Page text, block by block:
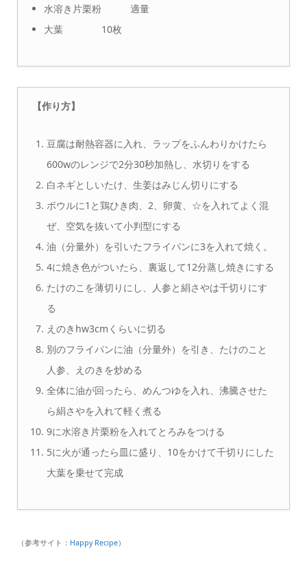
水溶き片栗粉 適量
大葉 10枚
【作り方】
豆腐は耐熱容器に入れ、ラップをふんわりかけたら
600wのレンジで2分30秒加熱し、水切りをする
白ネギとしいたけ、生姜はみじん切りにする
ボウルに1と鶏ひき肉、2、卵黄、☆を入れてよく混
ぜ、空気を抜いて小判型にする
油（分量外）を引いたフライパンに3を入れて焼く。
4に焼き色がついたら、裏返して12分蒸し焼きにする
たけのこを薄切りにし、人参と絹さやは千切りにす
る
えのきhw3cmくらいに切る
別のフライパンに油（分量外）を引き、たけのこと
人参、えのきを炒める
全体に油が回ったら、めんつゆを入れ、沸騰させた
ら絹さやを入れて軽く煮る
9に水溶き片栗粉を入れてとろみをつける
5に火が通ったら皿に盛り、10をかけて千切りにした
大葉を乗せて完成
（参考サイト： Happy Recipe）